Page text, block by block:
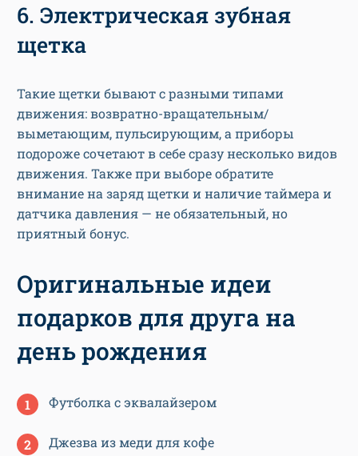
6. Электрическая зубная
щетка
Такие щетки бывают с разными типами
движения: возвратно-вращательным/
выметающим, пульсирующим, а приборы
подороже сочетают в себе сразу несколько видов
движения. Также при выборе обратите
внимание на заряд щетки и наличие таймера и
датчика давления — не обязательный, но
приятный бонус.
Оригинальные идеи
подарков для друга на
день рождения
Футболка с эквалайзером
Джезва из меди для кофе